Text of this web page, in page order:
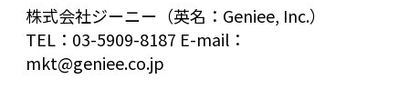
株式会社ジーニー（英名：Geniee, Inc.）
TEL：03-5909-8187 E-mail：
mkt@geniee.co.jp